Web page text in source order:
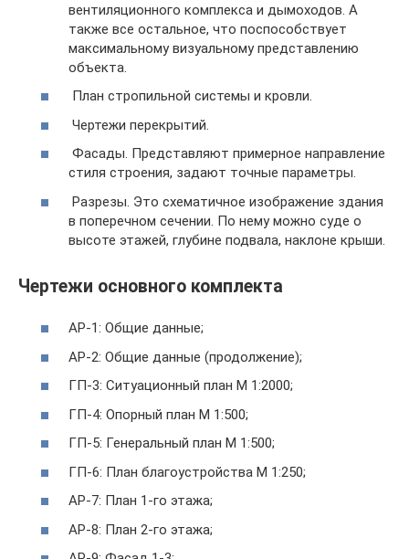
вентиляционного комплекса и дымоходов. А
также все остальное, что поспособствует
максимальному визуальному представлению
объекта.
План стропильной системы и кровли.
Чертежи перекрытий.
Фасады. Представляют примерное направление
стиля строения, задают точные параметры.
Разрезы. Это схематичное изображение здания
в поперечном сечении. По нему можно суде о
высоте этажей, глубине подвала, наклоне крыши.
Чертежи основного комплекта
АР-1: Общие данные;
АР-2: Общие данные (продолжение);
ГП-3: Ситуационный план М 1:2000;
ГП-4: Опорный план М 1:500;
ГП-5: Генеральный план М 1:500;
ГП-6: План благоустройства М 1:250;
АР-7: План 1-го этажа;
АР-8: План 2-го этажа;